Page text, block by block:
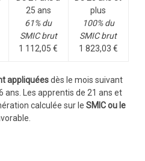
25 ans
61% du
SMIC brut
1 112,05 €
plus
100% du
SMIC brut
1 823,03 €
appliquéesdès le mois suivant
ans. Les apprentis de 21 ans et
calculée sur le SMIC ou le